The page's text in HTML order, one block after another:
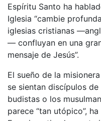
Espíritu Santo ha
Iglesia “cambie
iglesias cristianas
— confluyan en una
mensaje de Jesús”.
El sueño de la
se sientan discípulos
budistas o los
parece “tan utópico”,